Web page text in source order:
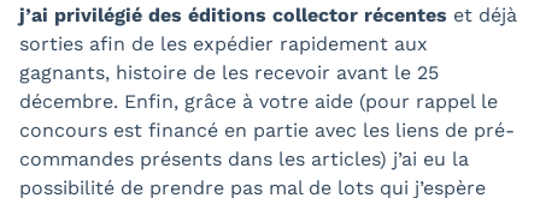
j’ai privilégié des éditions collector récentes et déjà
sorties afin de les expédier rapidement aux
gagnants, histoire de les recevoir avant le 25
décembre. Enfin, grâce à votre aide (pour rappel le
concours est financé en partie avec les liens de pré-
commandes présents dans les articles) j’ai eu la
possibilité de prendre pas mal de lots qui j’espère